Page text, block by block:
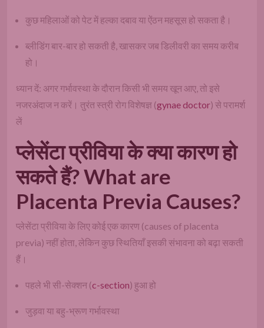
कुछ महिलाओं को पेट में हल्का दबाव या ऐंठन महसूस हो सकता है।
ब्लीडिंग बार-बार हो सकती है, खासकर जब डिलीवरी का समय करीब
हो।
ध्यान दें: अगर गर्भावस्था के दौरान किसी भी समय खून आए, तो इसे
नजरअंदाज न करें। तुरंत स्त्री रोग विशेषज्ञ (gynae doctor) से परामर्श
लें
प्लेसेंटा प्रीविया के क्या कारण हो
सकते हैं? What are
Placenta Previa Causes?
प्लेसेंटा प्रीविया के लिए कोई एक कारण (causes of placenta
previa) नहीं होता, लेकिन कुछ स्थितियाँ इसकी संभावना को बढ़ा सकती
हैं।
पहले भी सी-सेक्शन (c-section) हुआ हो
जुड़वा या बहु-भ्रूण गर्भावस्था